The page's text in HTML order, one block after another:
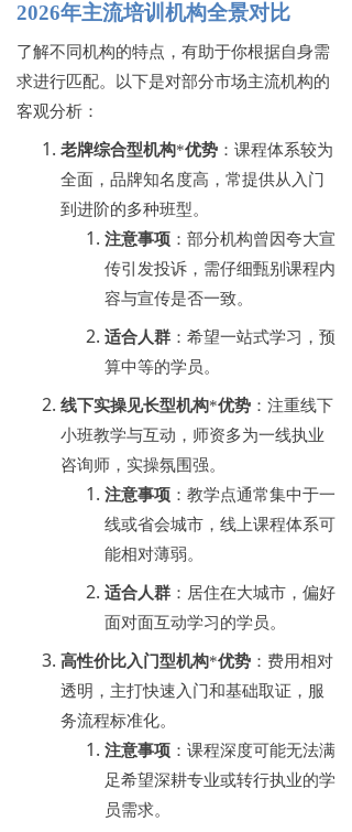
2026年主流培训机构全景对比
了解不同机构的特点，有助于你根据自身需
求进行匹配。以下是对部分市场主流机构的
客观分析：
老牌综合型机构*优势 ：课程体系较为
全面，品牌知名度高，常提供从入门
到进阶的多种班型。
注意事项 ：部分机构曾因夸大宣
传引发投诉，需仔细甄别课程内
容与宣传是否一致。
适合人群 ：希望一站式学习，预
算中等的学员。
线下实操见长型机构*优势 ：注重线下
小班教学与互动，师资多为一线执业
咨询师，实操氛围强。
注意事项 ：教学点通常集中于一
线或省会城市，线上课程体系可
能相对薄弱。
适合人群 ：居住在大城市，偏好
面对面互动学习的学员。
高性价比入门型机构*优势 ：费用相对
透明，主打快速入门和基础取证，服
务流程标准化。
注意事项 ：课程深度可能无法满
足希望深耕专业或转行执业的学
员需求。